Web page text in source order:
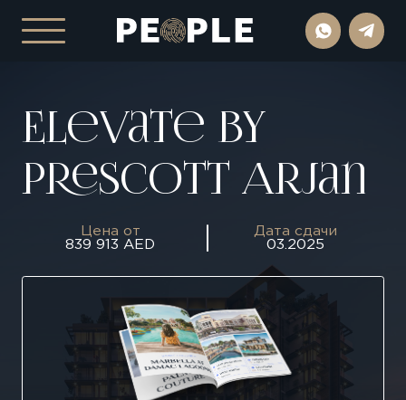
Elevate By
Prescott Arjan
Цена от
839 913 AED
Дата сдачи
03.2025